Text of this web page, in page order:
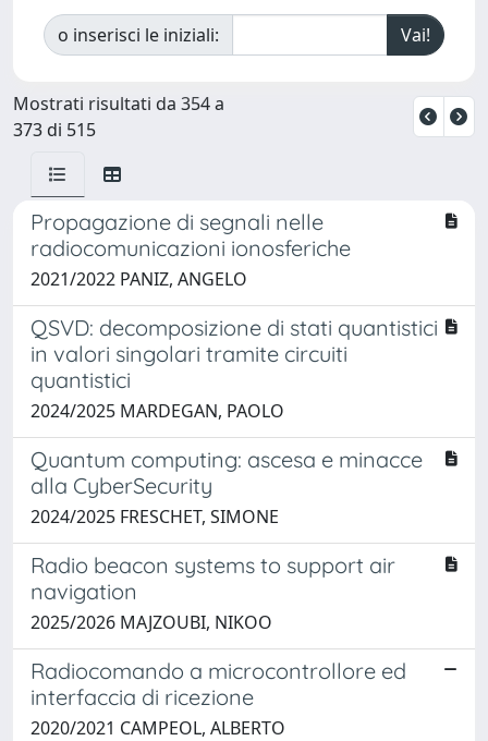
o inserisci le iniziali:
Mostrati risultati da 354 a
373 di 515
Propagazione di segnali nelle
radiocomunicazioni ionosferiche
2021/2022 PANIZ, ANGELO
QSVD: decomposizione di stati quantistici
in valori singolari tramite circuiti
quantistici
2024/2025 MARDEGAN, PAOLO
Quantum computing: ascesa e minacce
alla CyberSecurity
2024/2025 FRESCHET, SIMONE
Radio beacon systems to support air
navigation
2025/2026 MAJZOUBI, NIKOO
Radiocomando a microcontrollore ed
interfaccia di ricezione
2020/2021 CAMPEOL, ALBERTO